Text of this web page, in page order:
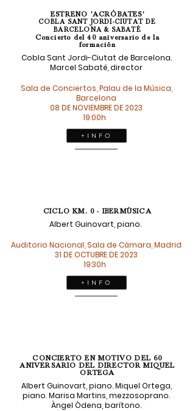
ESTRENO 'ACRÒBATES'
COBLA SANT JORDI-CIUTAT DE
BARCELONA & SABATÉ
Concierto del 40 aniversario de la
formación
Cobla Sant Jordi-Ciutat de Barcelona.
Marcel Sabaté, director
Sala de Conciertos, Palau de la Música,
Barcelona
08 DE NOVIEMBRE DE 2023
19:00h
+ I N F O
CICLO KM. 0 - IBERMÚSICA
Albert Guinovart, piano.
Auditorio Nacional, Sala de Cámara, Madrid
31 DE OCTUBRE DE 2023
19:30h
+ I N F O
CONCIERTO EN MOTIVO DEL 60
ANIVERSARIO DEL DIRECTOR MIQUEL
ORTEGA
Albert Guinovart, piano. Miquel Ortega,
piano. Marisa Martins, mezzosoprano.
Àngel Òdena, barítono.